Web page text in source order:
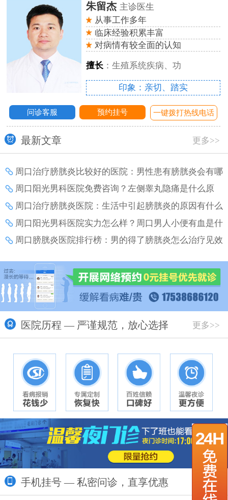
朱留杰 主诊医生
从事工作多年
临床经验积累丰富
对病情有较全面的认知
擅长：生殖系统疾病、功
印象：亲切、踏实
问诊客服 预约挂号 一键拨打热线电话
最新文章 更多>>
周口治疗膀胱炎比较好的医院：男性患有膀胱炎会有哪
些症状表现？
周口阳光男科医院免费咨询？左侧睾丸隐痛是什么原
因？
周口治疗膀胱炎医院：生活中引起膀胱炎的原因有什么
呢？
周口阳光男科医院实力怎么样？周口男人小便有血是什
么病？
周口膀胱炎医院排行榜：男的得了膀胱炎怎么治疗见效
医院历程 — 严谨规范，放心选择 更多>>
手机挂号 — 私密问诊，直享优惠 更多>>